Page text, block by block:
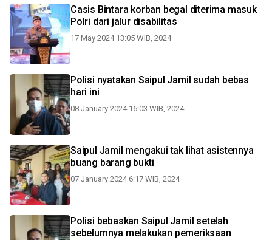
Casis Bintara korban begal diterima masuk
Polri dari jalur disabilitas
17 May 2024 13:05 WIB, 2024
Polisi nyatakan Saipul Jamil sudah bebas
hari ini
08 January 2024 16:03 WIB, 2024
Saipul Jamil mengakui tak lihat asistennya
buang barang bukti
07 January 2024 6:17 WIB, 2024
Polisi bebaskan Saipul Jamil setelah
sebelumnya melakukan pemeriksaan